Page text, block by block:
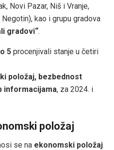
Novi Pazar, Niš i Vranje,
Negotin), kao i grupu gradova
gradovi“.
5 procenjivali stanje u četiri
položaj, bezbednost
informacijama, za 2024. i
položaj
se na ekonomski položaj